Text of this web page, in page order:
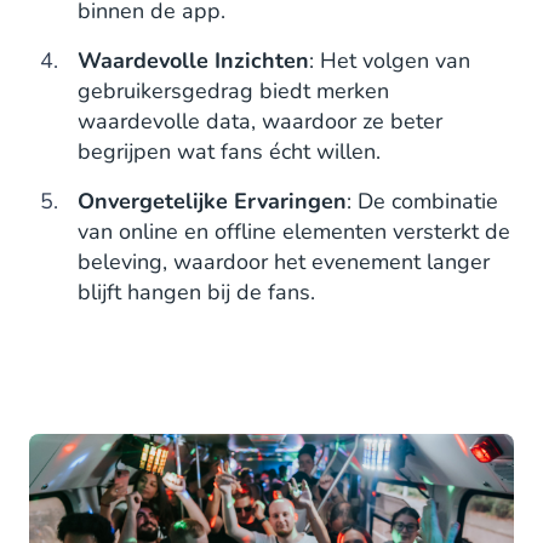
binnen de app.
Waardevolle Inzichten: Het volgen van
gebruikersgedrag biedt merken
waardevolle data, waardoor ze beter
begrijpen wat fans écht willen.
Onvergetelijke Ervaringen: De combinatie
van online en offline elementen versterkt de
beleving, waardoor het evenement langer
blijft hangen bij de fans.